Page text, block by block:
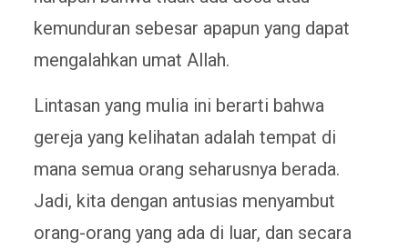
kemunduran sebesar apapun yang dapat
mengalahkan umat Allah.
Lintasan yang mulia ini berarti bahwa
gereja yang kelihatan adalah tempat di
mana semua orang seharusnya berada.
Jadi, kita dengan antusias menyambut
orang-orang yang ada di luar, dan secara